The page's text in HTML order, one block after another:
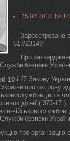
25.03.2013 №
Зареєстровано
617/23149
Про
безпеки
10 і 27 Закону
про охорону
та
дітей"( 375-17
Служби безпеки
про